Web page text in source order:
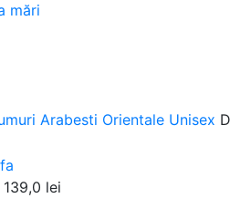
mări
Arabesti Orientale Unisex
139,0 lei